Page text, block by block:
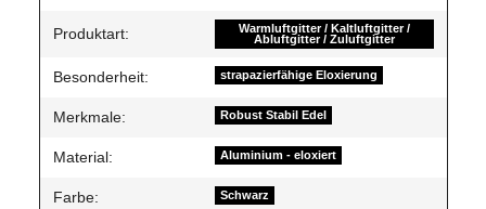
Produktart:
Warmluftgitter / Kaltluftgitter /
Abluftgitter / Zuluftgitter
Besonderheit: strapazierfähige Eloxierung
Merkmale: Robust Stabil Edel
Material: Aluminium - eloxiert
Farbe: Schwarz